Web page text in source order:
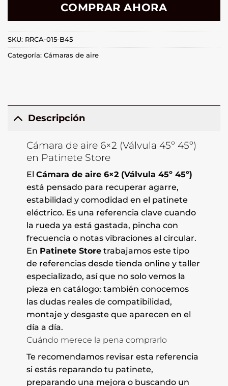
COMPRAR AHORA
SKU: RRCA-015-B45
Categoría: Cámaras de aire
Descripción
Cámara de aire 6×2 (Válvula 45º 45º)
en Patinete Store
El Cámara de aire 6×2 (Válvula 45º 45º)
está pensado para recuperar agarre,
estabilidad y comodidad en el patinete
eléctrico. Es una referencia clave cuando
la rueda ya está gastada, pincha con
frecuencia o notas vibraciones al circular.
En Patinete Storetrabajamos este tipo
de referencias desde tienda online y taller
especializado, así que no solo vemos la
pieza en catálogo: también conocemos
las dudas reales de compatibilidad,
montaje y desgaste que aparecen en el
día a día.
Cuándo merece la pena comprarlo
Te recomendamos revisar esta referencia
si estás reparando tu patinete,
preparando una mejora o buscando un